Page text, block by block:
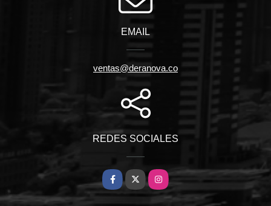
EMAIL
ventas@deranova.co
REDES SOCIALES
Facebook
X Instagram